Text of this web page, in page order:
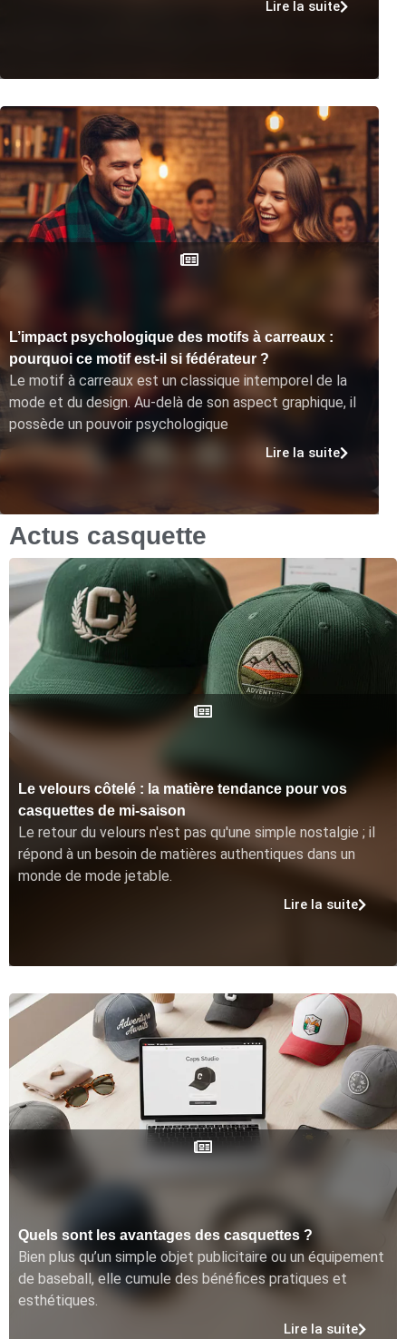
Lire la suite
L’impact psychologique des motifs à carreaux :
pourquoi ce motif est-il si fédérateur ?
Le motif à carreaux est un classique intemporel de la
mode et du design. Au-delà de son aspect graphique, il
possède un pouvoir psychologique
Lire la suite
Actus casquette
Le velours côtelé : la matière tendance pour vos
casquettes de mi-saison
Le retour du velours n'est pas qu'une simple nostalgie ; il
répond à un besoin de matières authentiques dans un
monde de mode jetable.
Lire la suite
Quels sont les avantages des casquettes ?
Bien plus qu’un simple objet publicitaire ou un équipement
de baseball, elle cumule des bénéfices pratiques et
esthétiques.
Lire la suite